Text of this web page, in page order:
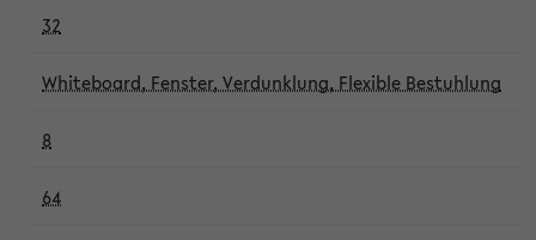
32
Whiteboard, Fenster, Verdunklung, Flexible Bestuhlung
8
64